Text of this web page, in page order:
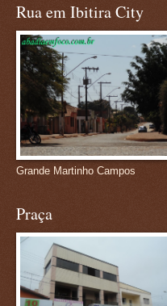
Rua em Ibitira City
Grande Martinho Campos
Praça